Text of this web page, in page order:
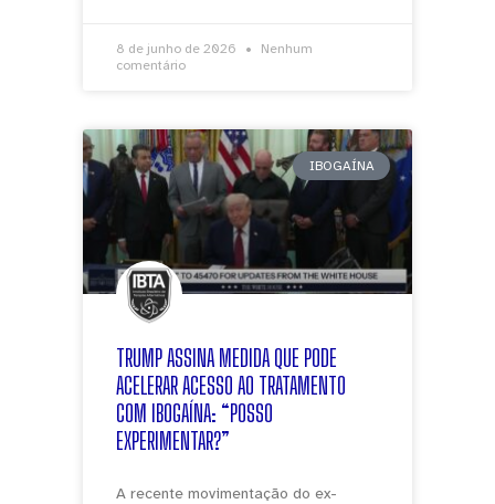
8 de junho de 2026
Nenhum
comentário
IBOGAÍNA
TRUMP ASSINA MEDIDA QUE PODE
ACELERAR ACESSO AO TRATAMENTO
COM IBOGAÍNA: “POSSO
EXPERIMENTAR?”
A recente movimentação do ex-